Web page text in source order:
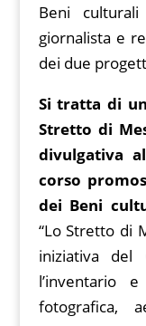
Beni
giornalista e
dei due
Si tratta di
Stretto di
divulgativa
corso
dei Beni
“Lo Stretto di
iniziativa del
l’inventario
fotografica,